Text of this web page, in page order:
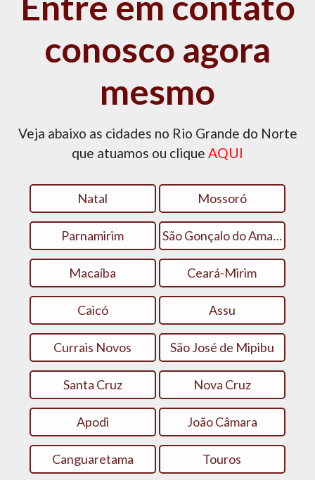
conosco agora
mesmo
Veja abaixo as cidades no Rio Grande do Norte
que atuamos ou clique AQUI
Natal Mossoró
Parnamirim São Gonçalo do Amarante
Macaíba Ceará-Mirim
Caicó Assu
Currais Novos São José de Mipibu
Santa Cruz Nova Cruz
Apodi João Câmara
Canguaretama Touros